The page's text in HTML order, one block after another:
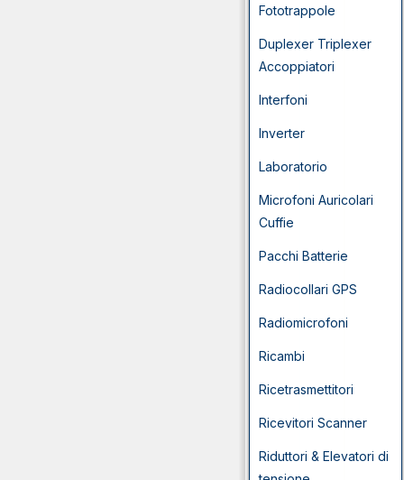
Fototrappole
Duplexer Triplexer
Accoppiatori
Interfoni
Inverter
Laboratorio
Microfoni Auricolari
Cuffie
Pacchi Batterie
Radiocollari GPS
Radiomicrofoni
Ricambi
Ricetrasmettitori
Ricevitori Scanner
Riduttori & Elevatori di